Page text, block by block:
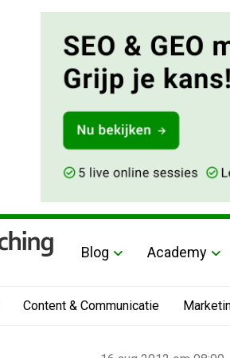
Blog Academy
Content & Communicatie